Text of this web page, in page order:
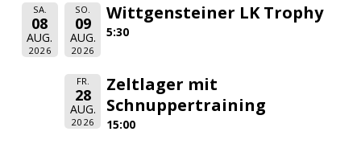
SA.
08
AUG.
2026
SO.
09
AUG.
2026
Wittgensteiner LK Trophy
5:30
FR.
28
AUG.
2026
Zeltlager mit
Schnuppertraining
15:00